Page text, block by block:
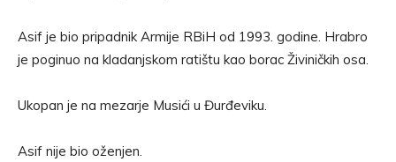
Asif je bio pripadnik Armije RBiH od 1993. godine. Hrabro
je poginuo na kladanjskom ratištu kao borac Živiničkih osa.
Ukopan je na mezarje Musići u Đurđeviku.
Asif nije bio oženjen.